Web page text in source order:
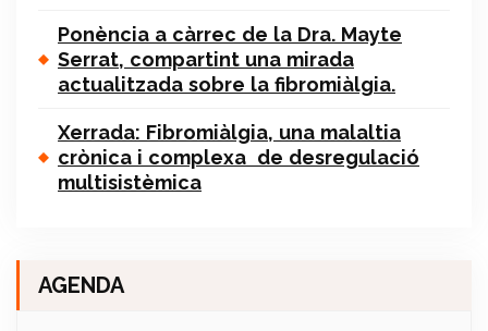
Ponència a càrrec de la Dra. Mayte
Serrat, compartint una mirada
actualitzada sobre la fibromiàlgia.
Xerrada: Fibromiàlgia, una malaltia
crònica i complexa de desregulació
multisistèmica
AGENDA